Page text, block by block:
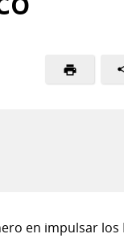
en impulsar los